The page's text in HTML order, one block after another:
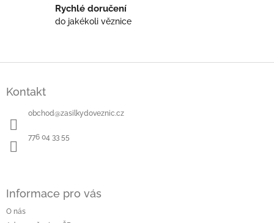
s
Rychlé doručení
do jakékoli věznice
Kontakt
obchod@zasilkydoveznic.cz
776 04 33 55
Informace pro vás
O nás